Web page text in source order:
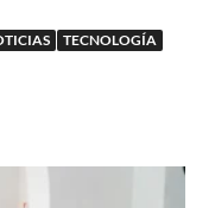
TECNOLOGÍA